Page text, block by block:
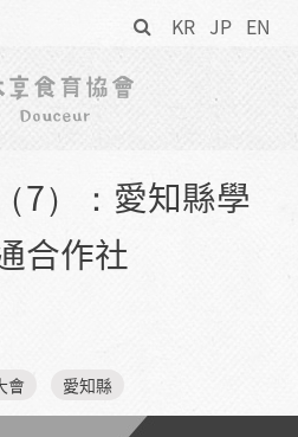
KR JP EN
搜
尋
表
7）：愛知縣學
合作社
會 愛知縣